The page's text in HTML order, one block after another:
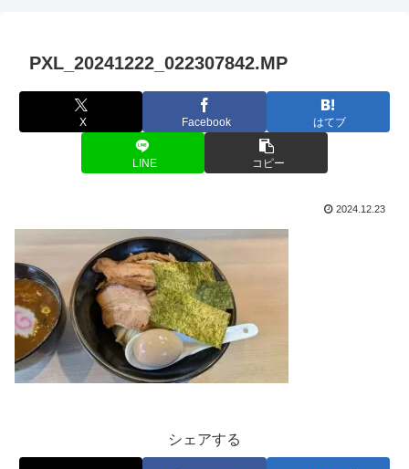
PXL_20241222_022307842.MP
X Facebook はてブ
LINE コピー
2024.12.23
シェアする